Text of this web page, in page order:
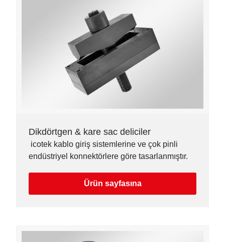
Dikdörtgen & kare sac deliciler
icotek kablo giriş sistemlerine ve çok pinli
endüstriyel konnektörlere göre tasarlanmıştır.
Ürün sayfasına